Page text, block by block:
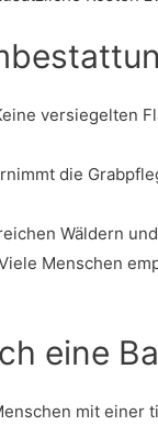
versiegelten
die
Wäldern
Menschen
eine
mit einer